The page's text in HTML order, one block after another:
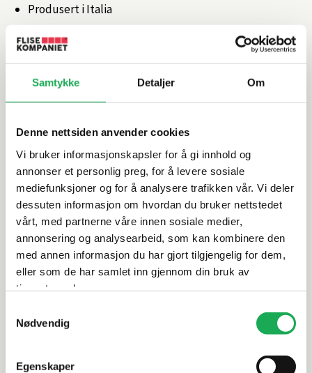
Samtykke Detaljer Om
Denne nettsiden anvender cookies
Vi bruker informasjonskapsler for å gi innhold og
annonser et personlig preg, for å levere sosiale
mediefunksjoner og for å analysere trafikken vår. Vi deler
dessuten informasjon om hvordan du bruker nettstedet
vårt, med partnerne våre innen sosiale medier,
annonsering og analysearbeid, som kan kombinere den
med annen informasjon du har gjort tilgjengelig for dem,
eller som de har samlet inn gjennom din bruk av
tjenestene deres.
Nødvendig
Egenskaper
Produsert i Italia
Artikkelnr.101476311
Produktinformasjon
Spesifikasjoner
Rengjøring og vedlikehold
Leveringsinformasjon
Dokumentasjon
Alternative produkter